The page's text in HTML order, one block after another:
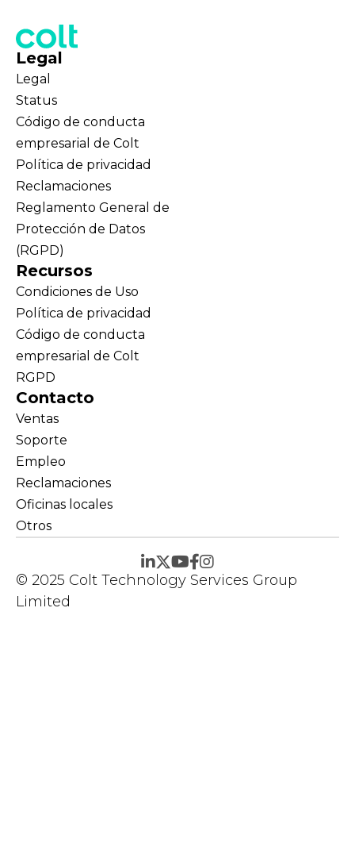
Legal
Legal
Status
Código de conducta
empresarial de Colt
Política de privacidad
Reclamaciones
Reglamento General de
Protección de Datos
(RGPD)
Recursos
Condiciones de Uso
Política de privacidad
Código de conducta
empresarial de Colt
RGPD
Contacto
Ventas
Soporte
Empleo
Reclamaciones
Oficinas locales
Otros
© 2025 Colt Technology Services Group
Limited